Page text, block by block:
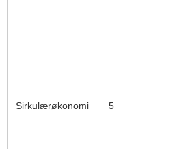
Sirkulærøkonomi 5